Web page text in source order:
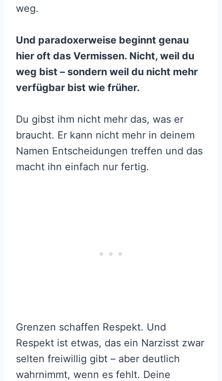
weg.
Und paradoxerweise beginnt genau
hier oft das Vermissen. Nicht, weil du
weg bist – sondern weil du nicht mehr
verfügbar bist wie früher.
Du gibst ihm nicht mehr das, was er
braucht. Er kann nicht mehr in deinem
Namen Entscheidungen treffen und das
macht ihn einfach nur fertig.
Grenzen schaffen Respekt. Und
Respekt ist etwas, das ein Narzisst zwar
selten freiwillig gibt – aber deutlich
wahrnimmt, wenn es fehlt. Deine